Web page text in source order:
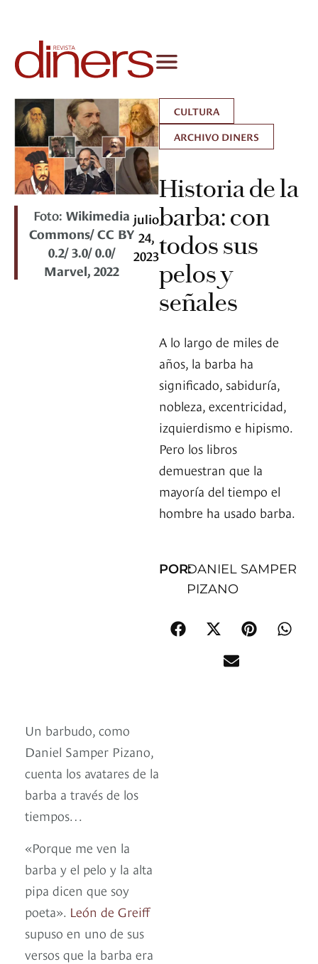
Foto: Wikimedia
Commons/ CC BY
0.2/ 3.0/ 0.0/
Marvel, 2022
julio
24,
2023
CULTURA
ARCHIVO DINERS
Historia de la
barba: con
todos sus
pelos y
señales
A lo largo de miles de
años, la barba ha
significado, sabiduría,
nobleza, excentricidad,
izquierdismo e hipismo.
Pero los libros
demuestran que la
mayoría del tiempo el
hombre ha usado barba.
POR:DANIEL SAMPER
PIZANO
Un barbudo, como
Daniel Samper Pizano,
cuenta los avatares de la
barba a través de los
tiempos…
«Porque me ven la
barba y el pelo y la alta
pipa dicen que soy
poeta». León de Greiff
supuso en uno de sus
versos que la barba era